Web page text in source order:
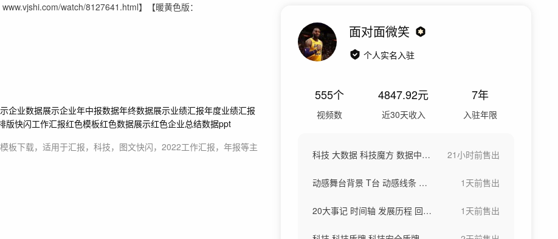
watch/8127641.html】【暖黄色版：
企业数据展示企业年中报数据年终数据展示业绩汇报年度业绩汇报
版快闪工作汇报红色模板红色数据展示红色企业总结数据ppt
板下载，适用于汇报，科技，图文快闪，2022工作汇报，年报等主
面对面微笑
个人实名入驻
555个
视频数
4847.92元
近30天收入
7年
入驻年限
科技 大数据 科技魔方 数据中心 四模块 21小时前售出
动感舞台背景 T台 动感线条 动感舞台 1天前售出
20大事记 时间轴 发展历程 回顾 历史 1天前售出